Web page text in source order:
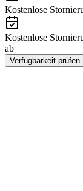
Kostenlose
Kostenlose
ab
Verfügbarkeit prüfen